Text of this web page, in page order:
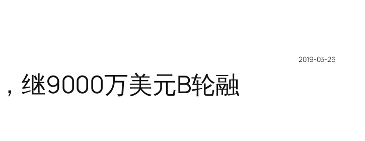
继9000万美元B轮融
2019-05-26